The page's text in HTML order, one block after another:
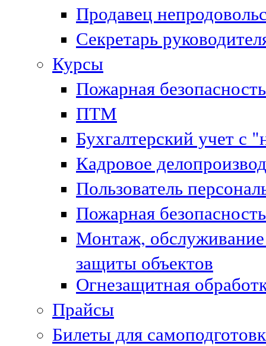
Продавец
Секретарь
Курсы
Пожарная безопасность
ПТМ
Бухгалтерский учет с
Кадровое
Пользователь
Пожарная
Монтаж,
защиты объектов
Огнезащитная
Прайсы
Билеты для